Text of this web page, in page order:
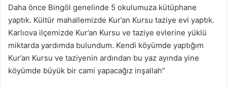
Daha önce Bingöl genelinde 5 okulumuza kütüphane
yaptık. Kültür mahallemizde Kur’an Kursu taziye evi yaptık.
Karlıova ilçemizde Kur’an Kursu ve taziye evlerine yüklü
miktarda yardımda bulundum. Kendi köyümde yaptığım
Kur’an Kursu ve taziyenin ardından bu yaz ayında yine
köyümde büyük bir cami yapacağız inşallah”